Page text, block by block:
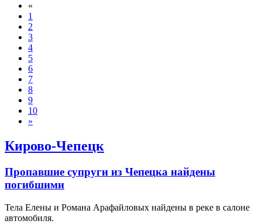
«
1
2
3
4
5
6
7
8
9
10
»
Кирово-Чепецк
Пропавшие супруги из Чепецка найдены
погибшими
Тела Елены и Романа Арафайловых найдены в реке в салоне
автомобиля.